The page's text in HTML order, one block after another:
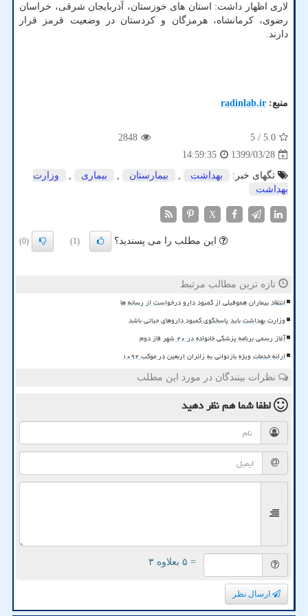
لاری اظهار داشت: استان های خوزستان، آذربایجان شرقی، خراسان
رضوی، کرمانشاه، هرمزگان و کردستان در وضعیت قرمز قرار
دارند.
منبع: radinlab.ir
5.0
/ 5
2848
1399/03/28
14:59:35
تگهای خبر:
بهداشت , بیمارستان , بیماری ,
وزارت
بهداشت
X
این مطلب را می پسندید؟ (1)
(0)
تازه ترین مطالب مرتبط
انتقاد بیماران هموفیلی از کمبود دارو درخواست از رسانه ها
وزارت بهداشت باید پاسخگوی کمبود داروهای حیاتی باشد
آغاز رسمی برنامه پزشکی خانواده در ۲۰ شهر فاز دوم
ارائه خدمات ویژه بازتوانی به زائران اربعین در موکب ۱۰۹۲
نظرات بینندگان در مورد این مطلب
لطفا شما همنظر دهید
= ۵ بعلاوه ۳
ارسال نظر